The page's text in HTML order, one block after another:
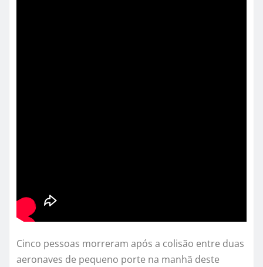
Cinco pessoas morreram após a colisão entre duas
aeronaves de pequeno porte na manhã deste